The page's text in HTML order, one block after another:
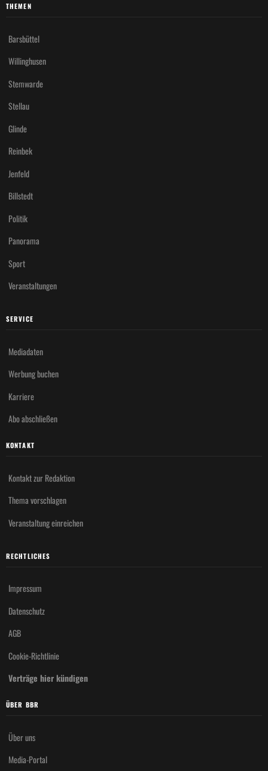
THEMEN
Barsbüttel
Willinghusen
Stemwarde
Stellau
Glinde
Reinbek
Jenfeld
Billstedt
Politik
Panorama
Sport
Veranstaltungen
SERVICE
Mediadaten
Werbung buchen
Karriere
Abo abschließen
KONTAKT
Kontakt zur Redaktion
Thema vorschlagen
Veranstaltung einreichen
RECHTLICHES
Impressum
Datenschutz
AGB
Cookie-Richtlinie
Verträge hier kündigen
ÜBER BBR
Über uns
Media-Portal